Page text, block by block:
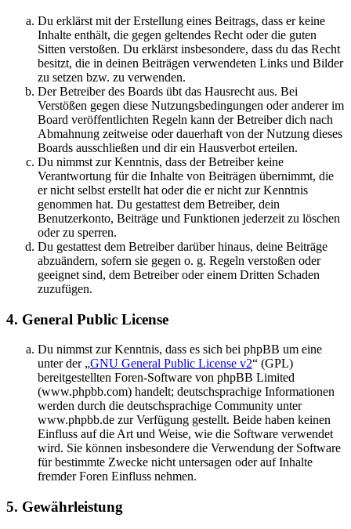
Du erklärst mit der Erstellung eines Beitrags, dass er keine
Inhalte enthält, die gegen geltendes Recht oder die guten
Sitten verstoßen. Du erklärst insbesondere, dass du das Recht
besitzt, die in deinen Beiträgen verwendeten Links und Bilder
zu setzen bzw. zu verwenden.
Der Betreiber des Boards übt das Hausrecht aus. Bei
Verstößen gegen diese Nutzungsbedingungen oder anderer im
Board veröffentlichten Regeln kann der Betreiber dich nach
Abmahnung zeitweise oder dauerhaft von der Nutzung dieses
Boards ausschließen und dir ein Hausverbot erteilen.
Du nimmst zur Kenntnis, dass der Betreiber keine
Verantwortung für die Inhalte von Beiträgen übernimmt, die
er nicht selbst erstellt hat oder die er nicht zur Kenntnis
genommen hat. Du gestattest dem Betreiber, dein
Benutzerkonto, Beiträge und Funktionen jederzeit zu löschen
oder zu sperren.
Du gestattest dem Betreiber darüber hinaus, deine Beiträge
abzuändern, sofern sie gegen o. g. Regeln verstoßen oder
geeignet sind, dem Betreiber oder einem Dritten Schaden
zuzufügen.
4. General Public License
Du nimmst zur Kenntnis, dass es sich bei phpBB um eine
unter der „GNU General Public License v2“ (GPL)
bereitgestellten Foren-Software von phpBB Limited
(www.phpbb.com) handelt; deutschsprachige Informationen
werden durch die deutschsprachige Community unter
www.phpbb.de zur Verfügung gestellt. Beide haben keinen
Einfluss auf die Art und Weise, wie die Software verwendet
wird. Sie können insbesondere die Verwendung der Software
für bestimmte Zwecke nicht untersagen oder auf Inhalte
fremder Foren Einfluss nehmen.
5. Gewährleistung